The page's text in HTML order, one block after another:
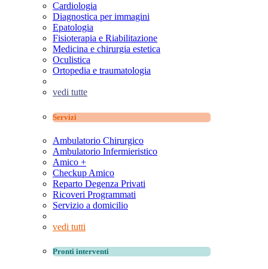
Cardiologia
Diagnostica per immagini
Epatologia
Fisioterapia e Riabilitazione
Medicina e chirurgia estetica
Oculistica
Ortopedia e traumatologia
vedi tutte
Servizi
Ambulatorio Chirurgico
Ambulatorio Infermieristico
Amico +
Checkup Amico
Reparto Degenza Privati
Ricoveri Programmati
Servizio a domicilio
vedi tutti
Pronti interventi